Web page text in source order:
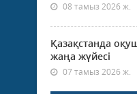
08 тамыз 2026 ж.
Қазақстанда
жаңа жүйесі
07 тамыз 2026 ж.